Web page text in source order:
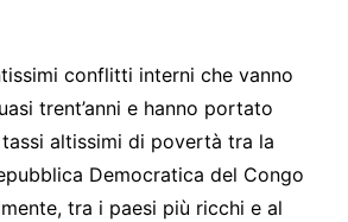
conflitti interni che vanno
trent’anni e hanno portato
altissimi di povertà tra la
Democratica del Congo
tra i paesi più ricchi e al